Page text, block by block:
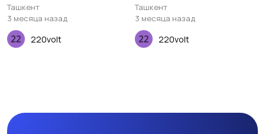
Challenge
Ташкент
3 месяца назад
220volt
Ташкент
3 месяца назад
220volt